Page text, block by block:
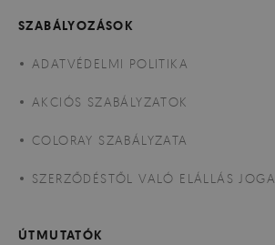
SZABÁLYOZÁSOK
ADATVÉDELMI POLITIKA
AKCIÓS SZABÁLYZATOK
COLORAY SZABÁLYZATA
SZERZŐDÉSTŐL VALÓ ELÁLLÁS JOGA
ÚTMUTATÓK